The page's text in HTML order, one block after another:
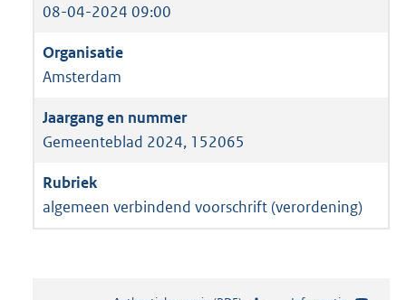
08-04-2024 09:00
Amsterdam
Gemeenteblad 2024, 152065
algemeen verbindend voorschrift (verordening)